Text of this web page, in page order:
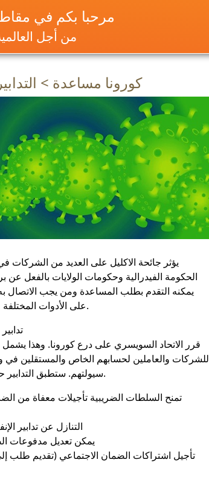
مرحبا بكم في
من أجل
كورونا مساعدة >
يؤثر جائحة الاكليل على العديد من الشركات
الحكومة الفيدرالية وحكومات الولايات بالفعل عن
يمكنه التقدم بطلب المساعدة ومن يجب الاتصال
على الأدوات المختلفة ونذكر أهم الشروط.
قرر الاتحاد السويسري على درع كورونا. وهذا يشمل
للشركات والعاملين لحسابهم الخاص والمستقلين في
سيولتهم. ستطبق التدابير حتى نهاية عام 2020.
تمنح السلطات الضريبية تأجيلات معفاة من
التنازل عن تدابير
يمكن تعديل مدفوعات
تأجيل اشتراكات الضمان الاجتماعي (تقديم طلب